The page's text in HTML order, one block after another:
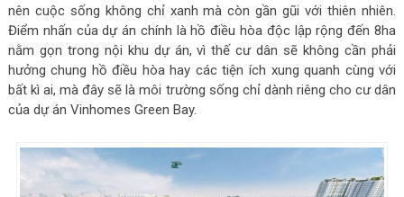
nên cuộc sống không chỉ xanh mà còn gần gũi với thiên nhiên.
Điểm nhấn của dự án chính là hồ điều hòa độc lập rộng đến 8ha
nằm gọn trong nội khu dự án, vì thế cư dân sẽ không cần phải
hưởng chung hồ điều hòa hay các tiện ích xung quanh cùng với
bất kì ai, mà đây sẽ là môi trường sống chỉ dành riêng cho cư dân
của dự án Vinhomes Green Bay.